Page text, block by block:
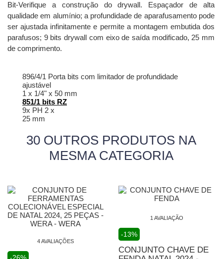
Bit-Verifique a construção do drywall. Espaçador de alta
qualidade em alumínio; a profundidade de aparafusamento pode
ser ajustada infinitamente e permite a montagem embutida dos
parafusos; 9 bits drywall com eixo de saída modificado, 25 mm
de comprimento.
896/4/1 Porta bits com limitador de profundidade
ajustável
1 x 1/4" x 50 mm
851/1 bits RZ
9x PH 2 x
25 mm
30 OUTROS PRODUTOS NA
MESMA CATEGORIA
4 AVALIAÇÕES
1 AVALIAÇÃO
-13%
CONJUNTO CHAVE DE